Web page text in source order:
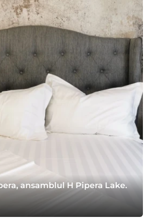
ansamblul H Pipera Lake.